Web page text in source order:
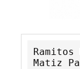
Ramitos
Matiz